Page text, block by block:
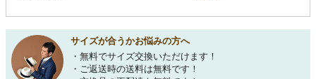
サイズが合うかお悩みの方へ
・無料でサイズ交換いただけます！
・ご返送時の送料は無料です！